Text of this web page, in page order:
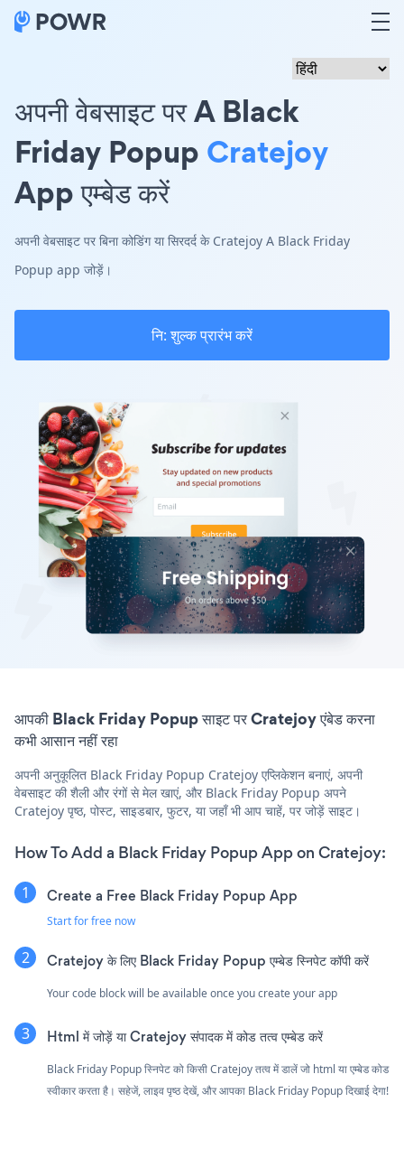
अपनी वेबसाइट पर A Black
Friday Popup Cratejoy
App एम्बेड करें
अपनी वेबसाइट पर बिना कोडिंग या सिरदर्द के Cratejoy A Black Friday
Popup app जोड़ें।
नि: शुल्क प्रारंभ करें
आपकी Black Friday Popup साइट पर Cratejoy एंबेड करना
कभी आसान नहीं रहा
अपनी अनुकूलित Black Friday Popup Cratejoy एप्लिकेशन बनाएं, अपनी
वेबसाइट की शैली और रंगों से मेल खाएं, और Black Friday Popup अपने
Cratejoy पृष्ठ, पोस्ट, साइडबार, फुटर, या जहाँ भी आप चाहें, पर जोड़ें साइट।
How To Add a Black Friday Popup App on Cratejoy:
Create a Free Black Friday Popup App
Start for free now
Cratejoy के लिए Black Friday Popup एम्बेड स्निपेट कॉपी करें
Your code block will be available once you create your app
Html में जोड़ें या Cratejoy संपादक में कोड तत्व एम्बेड करें
Black Friday Popup स्निपेट को किसी Cratejoy तत्व में डालें जो html या एम्बेड कोड
स्वीकार करता है। सहेजें, लाइव पृष्ठ देखें, और आपका Black Friday Popup दिखाई देगा!